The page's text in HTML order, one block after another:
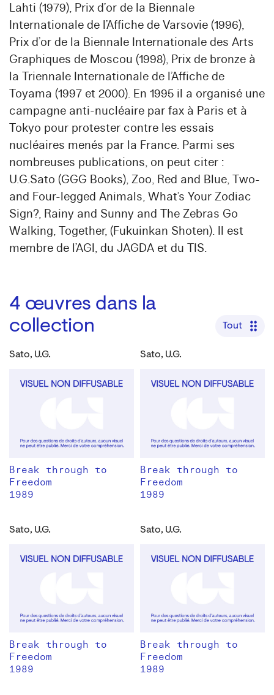
Lahti (1979), Prix d’or de la Biennale
Internationale de l’Affiche de Varsovie (1996),
Prix d’or de la Biennale Internationale des Arts
Graphiques de Moscou (1998), Prix de bronze à
la Triennale Internationale de l’Affiche de
Toyama (1997 et 2000). En 1995 il a organisé une
campagne anti-nucléaire par fax à Paris et à
Tokyo pour protester contre les essais
nucléaires menés par la France. Parmi ses
nombreuses publications, on peut citer :
U.G.Sato (GGG Books), Zoo, Red and Blue, Two-
and Four-legged Animals, What’s Your Zodiac
Sign?, Rainy and Sunny and The Zebras Go
Walking, Together, (Fukuinkan Shoten). Il est
membre de l’AGI, du JAGDA et du TIS.
4 œuvres dans la
collection
Tout
Sato, U.G.
Break through to
Freedom
1989
Sato, U.G.
Break through to
Freedom
1989
Sato, U.G.
Break through to
Freedom
1989
Sato, U.G.
Break through to
Freedom
1989